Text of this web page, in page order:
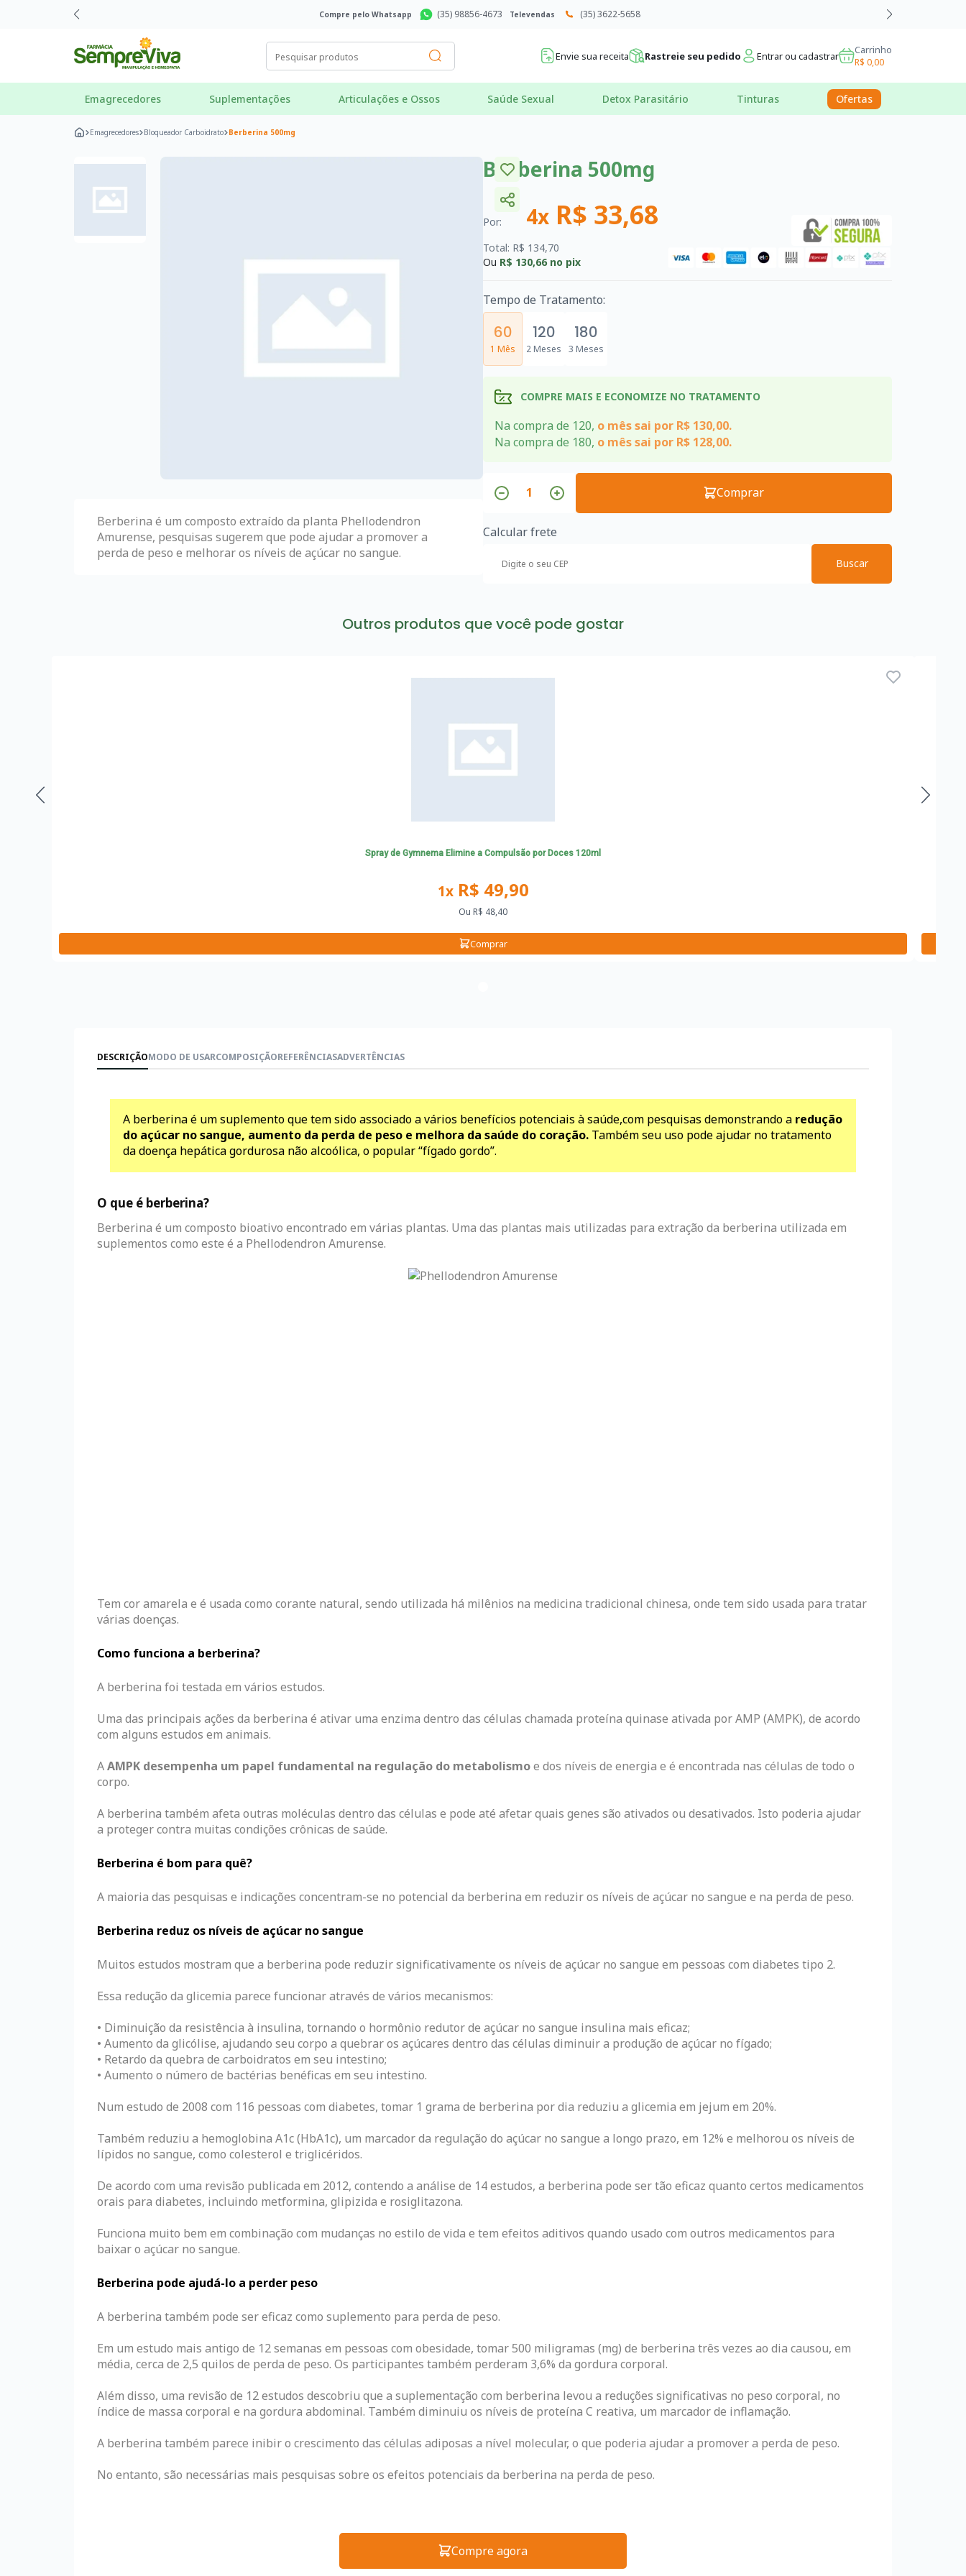
Compre pelo Whatsapp (35) 98856-4673 Televendas (35) 3622-5658
Envie sua receita Rastreie seu pedido Entrar ou cadastrar Carrinho
R$ 0,00
Emagrecedores Suplementações Articulações e Ossos Saúde Sexual Detox Parasitário Tinturas Ofertas
Emagrecedores Bloqueador Carboidrato Berberina 500mg
Berberina é um composto extraído da planta Phellodendron
Amurense, pesquisas sugerem que pode ajudar a promover a
perda de peso e melhorar os níveis de açúcar no sangue.
Berberina 500mg
Por: 4x R$ 33,68
Total: R$ 134,70
Ou R$ 130,66no pix
Tempo de Tratamento:
60
1 Mês
120
2 Meses
180
3 Meses
COMPRE MAIS E ECONOMIZE NO TRATAMENTO
Na compra de 120, o mês sai por R$ 130,00.
Na compra de 180, o mês sai por R$ 128,00.
Comprar
Calcular frete
Buscar
Outros produtos que você pode gostar
Spray de Gymnema Elimine a Compulsão por Doces 120ml
1xR$ 49,90
Ou R$ 48,40
Comprar
DESCRIÇÃOMODO DE USARCOMPOSIÇÃOREFERÊNCIASADVERTÊNCIAS
A berberina é um suplemento que tem sido associado a vários benefícios potenciais à saúde,com pesquisas demonstrando a redução
do açúcar no sangue, aumento da perda de peso e melhora da saúde do coração. Também seu uso pode ajudar no tratamento
da doença hepática gordurosa não alcoólica, o popular “fígado gordo”.
O que é berberina?
Berberina é um composto bioativo encontrado em várias plantas. Uma das plantas mais utilizadas para extração da berberina utilizada em
suplementos como este é a Phellodendron Amurense.
Tem cor amarela e é usada como corante natural, sendo utilizada há milênios na medicina tradicional chinesa, onde tem sido usada para tratar
várias doenças.
Como funciona a berberina?
A berberina foi testada em vários estudos.
Uma das principais ações da berberina é ativar uma enzima dentro das células chamada proteína quinase ativada por AMP (AMPK), de acordo
com alguns estudos em animais.
AAMPK desempenha um papel fundamental na regulação do metabolismoe dos níveis de energia e é encontrada nas células de todo o
corpo.
A berberina também afeta outras moléculas dentro das células e pode até afetar quais genes são ativados ou desativados. Isto poderia ajudar
a proteger contra muitas condições crônicas de saúde.
Berberina é bom para quê?
A maioria das pesquisas e indicações concentram-se no potencial da berberina em reduzir os níveis de açúcar no sangue e na perda de peso.
Berberina reduz os níveis de açúcar no sangue
Muitos estudos mostram que a berberina pode reduzir significativamente os níveis de açúcar no sangue em pessoas com diabetes tipo 2.
Essa redução da glicemia parece funcionar através de vários mecanismos:
• Diminuição da resistência à insulina, tornando o hormônio redutor de açúcar no sangue insulina mais eficaz;
• Aumento da glicólise, ajudando seu corpo a quebrar os açúcares dentro das células diminuir a produção de açúcar no fígado;
• Retardo da quebra de carboidratos em seu intestino;
• Aumento o número de bactérias benéficas em seu intestino.
Num estudo de 2008 com 116 pessoas com diabetes, tomar 1 grama de berberina por dia reduziu a glicemia em jejum em 20%.
Também reduziu a hemoglobina A1c (HbA1c), um marcador da regulação do açúcar no sangue a longo prazo, em 12% e melhorou os níveis de
lípidos no sangue, como colesterol e triglicéridos.
De acordo com uma revisão publicada em 2012, contendo a análise de 14 estudos, a berberina pode ser tão eficaz quanto certos medicamentos
orais para diabetes, incluindo metformina, glipizida e rosiglitazona.
Funciona muito bem em combinação com mudanças no estilo de vida e tem efeitos aditivos quando usado com outros medicamentos para
baixar o açúcar no sangue.
Berberina pode ajudá-lo a perder peso
A berberina também pode ser eficaz como suplemento para perda de peso.
Em um estudo mais antigo de 12 semanas em pessoas com obesidade, tomar 500 miligramas (mg) de berberina três vezes ao dia causou, em
média, cerca de 2,5 quilos de perda de peso. Os participantes também perderam 3,6% da gordura corporal.
Além disso, uma revisão de 12 estudos descobriu que a suplementação com berberina levou a reduções significativas no peso corporal, no
índice de massa corporal e na gordura abdominal. Também diminuiu os níveis de proteína C reativa, um marcador de inflamação.
A berberina também parece inibir o crescimento das células adiposas a nível molecular, o que poderia ajudar a promover a perda de peso.
No entanto, são necessárias mais pesquisas sobre os efeitos potenciais da berberina na perda de peso.
Compre agora